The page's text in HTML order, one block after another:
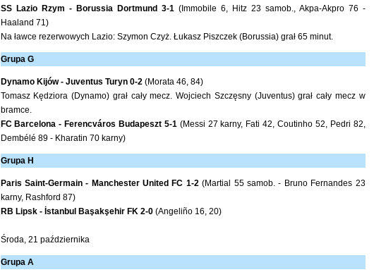
SS Lazio Rzym - Borussia Dortmund 3-1(Immobile 6, Hitz 23 samob., Akpa-Akpro 76 -
Haaland 71)
Na ławce rezerwowych Lazio: Szymon Czyż. Łukasz Piszczek (Borussia) grał 65 minut.
Grupa G
Dynamo Kijów - Juventus Turyn 0-2(Morata 46, 84)
Tomasz Kędziora (Dynamo) grał cały mecz. Wojciech Szczęsny (Juventus) grał cały mecz w
bramce.
FC Barcelona - Ferencváros Budapeszt 5-1(Messi 27 karny, Fati 42, Coutinho 52, Pedri 82,
Dembélé 89 - Kharatin 70 karny)
Grupa H
Paris Saint-Germain - Manchester United FC 1-2(Martial 55 samob. - Bruno Fernandes 23
karny, Rashford 87)
RB Lipsk - İstanbul Başakşehir FK 2-0(Angeliño 16, 20)
Środa, 21 października
Grupa A